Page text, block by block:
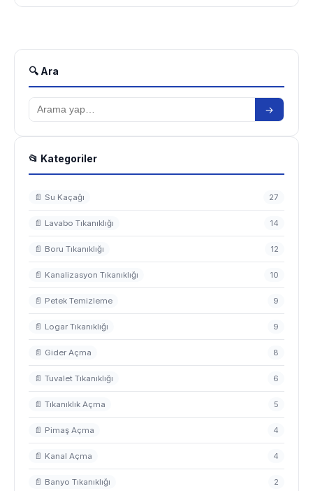
🔍 Ara
→
📂 Kategoriler
📄 Su Kaçağı 27
📄 Lavabo Tıkanıklığı 14
📄 Boru Tıkanıklığı 12
📄 Kanalizasyon Tıkanıklığı 10
📄 Petek Temizleme 9
📄 Logar Tıkanıklığı 9
📄 Gider Açma 8
📄 Tuvalet Tıkanıklığı 6
📄 Tıkanıklık Açma 5
📄 Pimaş Açma 4
📄 Kanal Açma 4
📄 Banyo Tıkanıklığı 2